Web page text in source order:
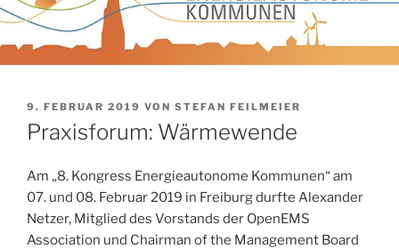
VERÖFFENTLICHT
AM
9. FEBRUAR 2019 VON STEFAN FEILMEIER
Praxisforum: Wärmewende
Am „8. Kongress Energieautonome Kommunen“ am
07. und 08. Februar 2019 in Freiburg durfte Alexander
Netzer, Mitglied des Vorstands der OpenEMS
Association und Chairman of the Management Board